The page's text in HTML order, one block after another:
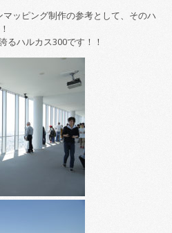
ッピング制作の参考として、そのハ
るハルカス300です！！